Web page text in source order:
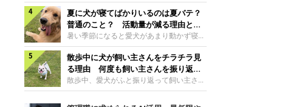
ち？いぬのきもち投稿写真ギャラリー犬が
クーンと小さく鳴くときは、何らかの感情
を伝えようとしている場合があると考えら
れています。大
場合はどう対応すればよいのでしょうか？
「愛犬が夏に散歩に行きたがらない場合の
対応」について、いぬのきもち獣医師相談
室の白山さとこ先生に聞きました。Q.夏に
犬の散歩に行くときの注意点は？ いぬの
きもち投稿写真ギャラリーーー夏に愛犬と
散歩に行くときは、どのようなことに注意
をするとよい
屋の中を走り回り始める――そんな様子に
驚いたことはありませんか？ 急な動きに
「何が起きているの？」と戸惑う飼い主さ
んも多いでしょう。落ち着いていたはずな
のに、急にスイッチが入ったように見える
と不安になることもあります。今回は、犬
が急に走り回る理由や見極め方などについ
て、いぬのきもち獣医師相談室の岡本りさ
先生に伺いました。犬が急に走り回るのは
夏に犬が寝てばかりいるのは夏バテ？
普通のこと？ 活動量が減る理由と対
策とは
暑い季節になると愛犬があまり動かず寝て
ばかりだと感じる飼い主さんはいません
か？その様子に、愛犬が夏バテで疲れてい
るのか、元気がないのかなど不安に感じる
方もいるのではないかと思います。 で
は、犬が寝てばかりいるときに対処が必要
かを見極める方法はあるのでしょうか？
散歩中に犬が飼い主さんをチラチラ見
る理由 何度も飼い主さんを振り返る
のはなぜ？
散歩中、愛犬がふと振り返って飼い主さん
の様子を確認する…そんな場面に心当たり
はありませんか？ 何度もチラチラ見られ